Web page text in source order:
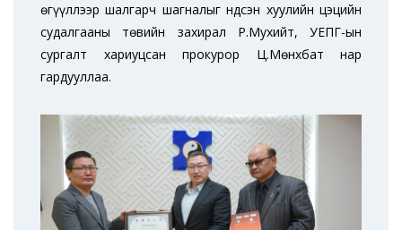
өгүүллээр шалгарч шагналыг Үндсэн хуулийн цэцийн
судалгааны төвийн захирал Р.Мухийт, УЕПГ-ын
сургалт хариуцсан прокурор Ц.Мөнхбат нар
гардууллаа.